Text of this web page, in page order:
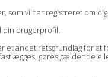
som vi har registreret om
din brugerprofil.
et andet retsgrundlag for
gøres gældende